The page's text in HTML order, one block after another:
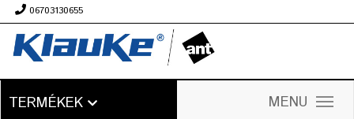
06703130655
TERMÉKEK MENU